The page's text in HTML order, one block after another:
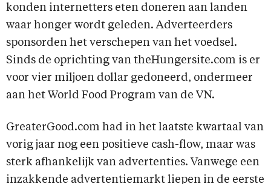
konden internetters eten doneren aan landen
waar honger wordt geleden. Adverteerders
sponsorden het verschepen van het voedsel.
Sinds de oprichting van theHungersite.com is er
voor vier miljoen dollar gedoneerd, ondermeer
aan het World Food Program van de VN.
GreaterGood.com had in het laatste kwartaal van
vorig jaar nog een positieve cash-flow, maar was
sterk afhankelijk van advertenties. Vanwege een
inzakkende advertentiemarkt liepen in de eerste